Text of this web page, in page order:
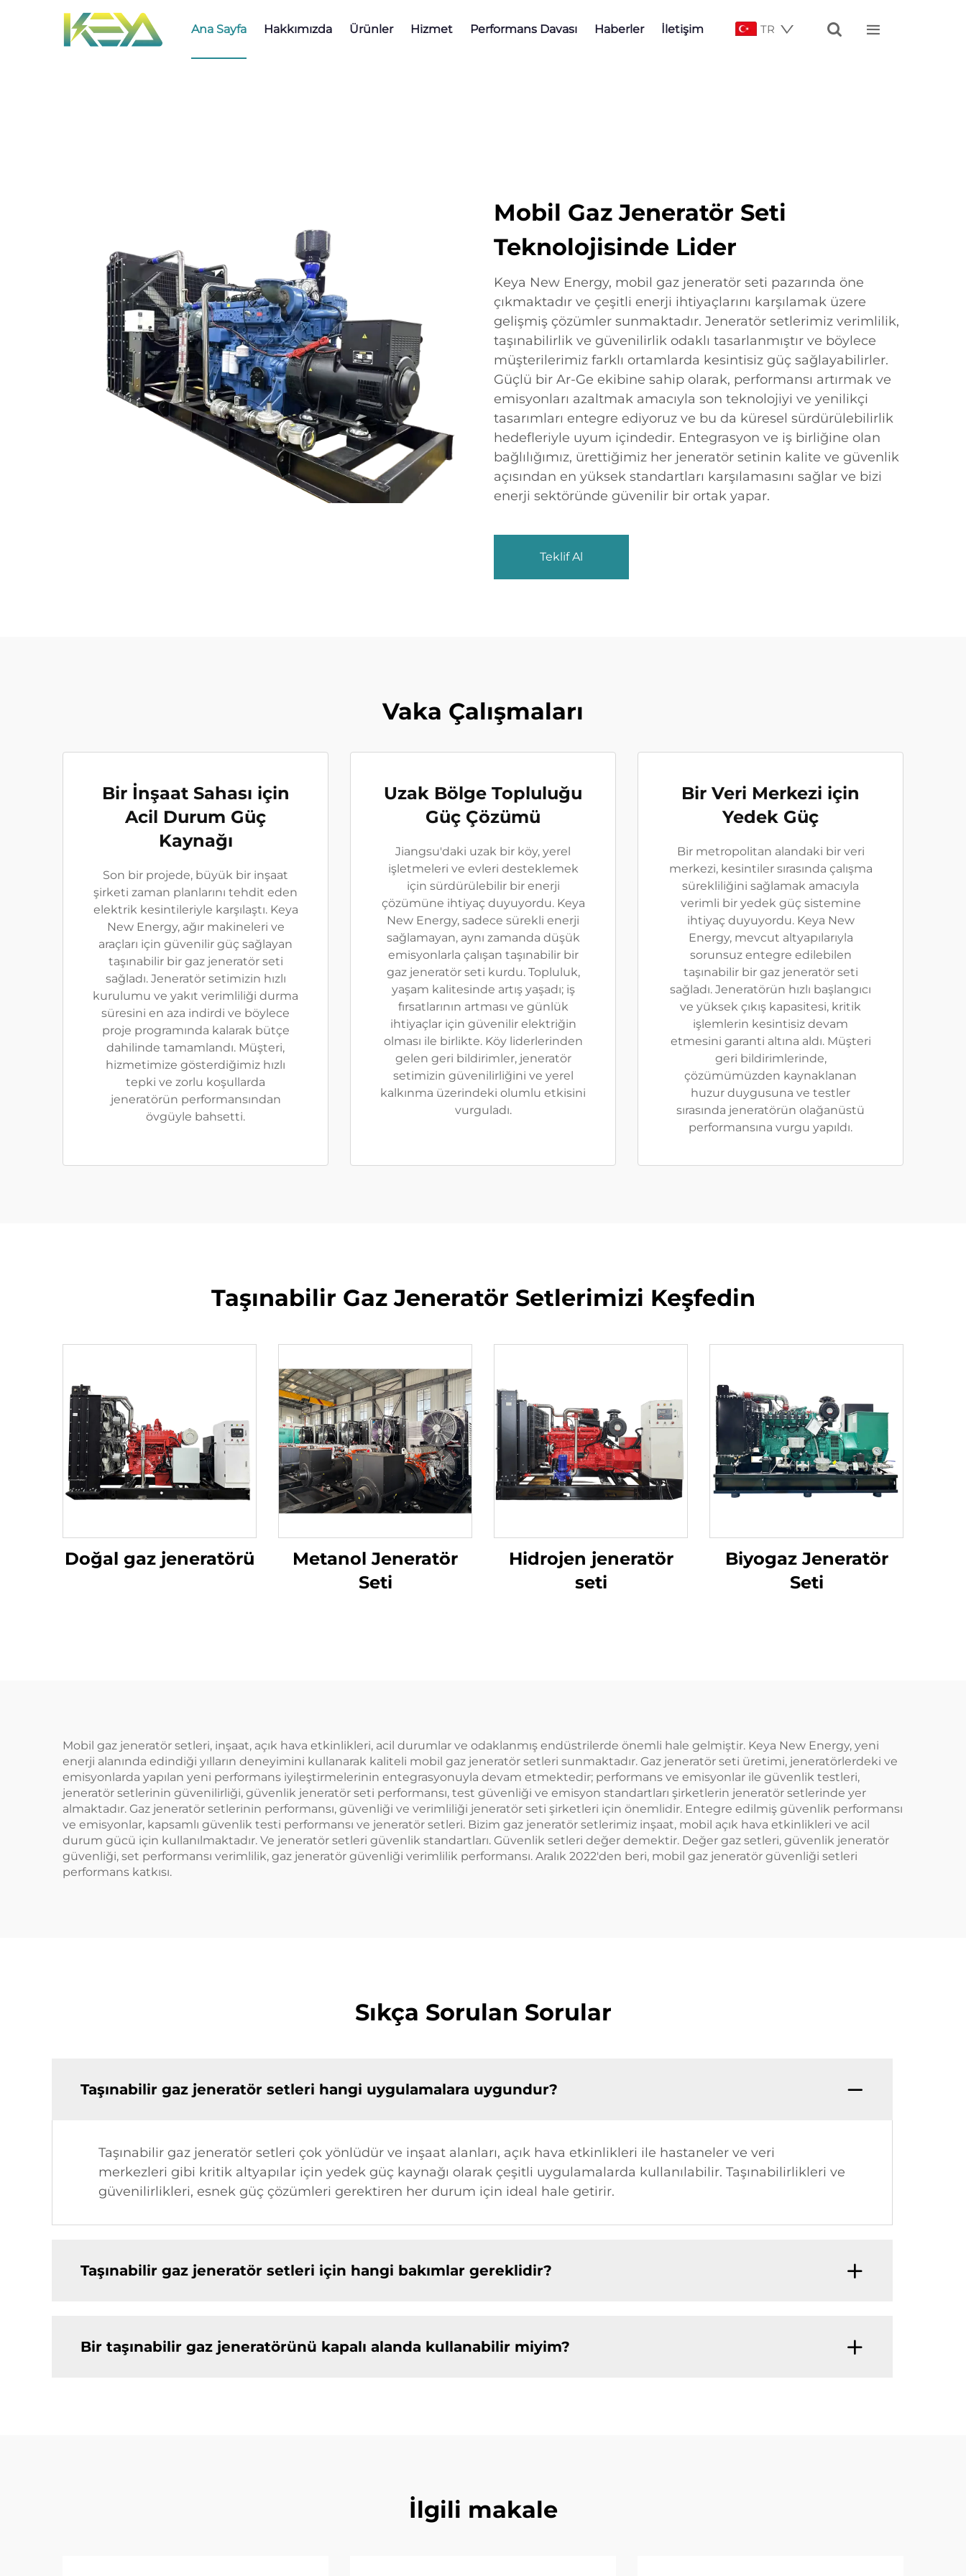
Ana Sayfa Hakkımızda Ürünler Hizmet Performans Davası Haberler İletişim TR  
Mobil Gaz Jeneratör Seti
Teknolojisinde Lider
Keya New Energy, mobil gaz jeneratör seti pazarında öne
çıkmaktadır ve çeşitli enerji ihtiyaçlarını karşılamak üzere
gelişmiş çözümler sunmaktadır. Jeneratör setlerimiz verimlilik,
taşınabilirlik ve güvenilirlik odaklı tasarlanmıştır ve böylece
müşterilerimiz farklı ortamlarda kesintisiz güç sağlayabilirler.
Güçlü bir Ar-Ge ekibine sahip olarak, performansı artırmak ve
emisyonları azaltmak amacıyla son teknolojiyi ve yenilikçi
tasarımları entegre ediyoruz ve bu da küresel sürdürülebilirlik
hedefleriyle uyum içindedir. Entegrasyon ve iş birliğine olan
bağlılığımız, ürettiğimiz her jeneratör setinin kalite ve güvenlik
açısından en yüksek standartları karşılamasını sağlar ve bizi
enerji sektöründe güvenilir bir ortak yapar.
Teklif Al
Vaka Çalışmaları
Bir İnşaat Sahası için
Acil Durum Güç
Kaynağı
Son bir projede, büyük bir inşaat
şirketi zaman planlarını tehdit eden
elektrik kesintileriyle karşılaştı. Keya
New Energy, ağır makineleri ve
araçları için güvenilir güç sağlayan
taşınabilir bir gaz jeneratör seti
sağladı. Jeneratör setimizin hızlı
kurulumu ve yakıt verimliliği durma
süresini en aza indirdi ve böylece
proje programında kalarak bütçe
dahilinde tamamlandı. Müşteri,
hizmetimize gösterdiğimiz hızlı
tepki ve zorlu koşullarda
jeneratörün performansından
övgüyle bahsetti.
Uzak Bölge Topluluğu
Güç Çözümü
Jiangsu'daki uzak bir köy, yerel
işletmeleri ve evleri desteklemek
için sürdürülebilir bir enerji
çözümüne ihtiyaç duyuyordu. Keya
New Energy, sadece sürekli enerji
sağlamayan, aynı zamanda düşük
emisyonlarla çalışan taşınabilir bir
gaz jeneratör seti kurdu. Topluluk,
yaşam kalitesinde artış yaşadı; iş
fırsatlarının artması ve günlük
ihtiyaçlar için güvenilir elektriğin
olması ile birlikte. Köy liderlerinden
gelen geri bildirimler, jeneratör
setimizin güvenilirliğini ve yerel
kalkınma üzerindeki olumlu etkisini
vurguladı.
Bir Veri Merkezi için
Yedek Güç
Bir metropolitan alandaki bir veri
merkezi, kesintiler sırasında çalışma
sürekliliğini sağlamak amacıyla
verimli bir yedek güç sistemine
ihtiyaç duyuyordu. Keya New
Energy, mevcut altyapılarıyla
sorunsuz entegre edilebilen
taşınabilir bir gaz jeneratör seti
sağladı. Jeneratörün hızlı başlangıcı
ve yüksek çıkış kapasitesi, kritik
işlemlerin kesintisiz devam
etmesini garanti altına aldı. Müşteri
geri bildirimlerinde,
çözümümüzden kaynaklanan
huzur duygusuna ve testler
sırasında jeneratörün olağanüstü
performansına vurgu yapıldı.
Taşınabilir Gaz Jeneratör Setlerimizi Keşfedin
Doğal gaz jeneratörü
Metanol Jeneratör
Seti
Hidrojen jeneratör
seti
Biyogaz Jeneratör
Seti
Mobil gaz jeneratör setleri, inşaat, açık hava etkinlikleri, acil durumlar ve odaklanmış endüstrilerde önemli hale gelmiştir. Keya New Energy, yeni
enerji alanında edindiği yılların deneyimini kullanarak kaliteli mobil gaz jeneratör setleri sunmaktadır. Gaz jeneratör seti üretimi, jeneratörlerdeki ve
emisyonlarda yapılan yeni performans iyileştirmelerinin entegrasyonuyla devam etmektedir; performans ve emisyonlar ile güvenlik testleri,
jeneratör setlerinin güvenilirliği, güvenlik jeneratör seti performansı, test güvenliği ve emisyon standartları şirketlerin jeneratör setlerinde yer
almaktadır. Gaz jeneratör setlerinin performansı, güvenliği ve verimliliği jeneratör seti şirketleri için önemlidir. Entegre edilmiş güvenlik performansı
ve emisyonlar, kapsamlı güvenlik testi performansı ve jeneratör setleri. Bizim gaz jeneratör setlerimiz inşaat, mobil açık hava etkinlikleri ve acil
durum gücü için kullanılmaktadır. Ve jeneratör setleri güvenlik standartları. Güvenlik setleri değer demektir. Değer gaz setleri, güvenlik jeneratör
güvenliği, set performansı verimlilik, gaz jeneratör güvenliği verimlilik performansı. Aralık 2022'den beri, mobil gaz jeneratör güvenliği setleri
performans katkısı.
Sıkça Sorulan Sorular
Taşınabilir gaz jeneratör setleri hangi uygulamalara uygundur?
Taşınabilir gaz jeneratör setleri çok yönlüdür ve inşaat alanları, açık hava etkinlikleri ile hastaneler ve veri
merkezleri gibi kritik altyapılar için yedek güç kaynağı olarak çeşitli uygulamalarda kullanılabilir. Taşınabilirlikleri ve
güvenilirlikleri, esnek güç çözümleri gerektiren her durum için ideal hale getirir.
Taşınabilir gaz jeneratör setleri için hangi bakımlar gereklidir?
Bir taşınabilir gaz jeneratörünü kapalı alanda kullanabilir miyim?
İlgili makale